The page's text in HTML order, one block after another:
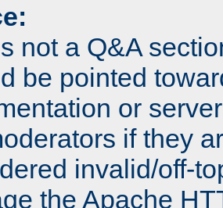
not a Q&A
be pointed
or
if they
invalid/off-
the Apache